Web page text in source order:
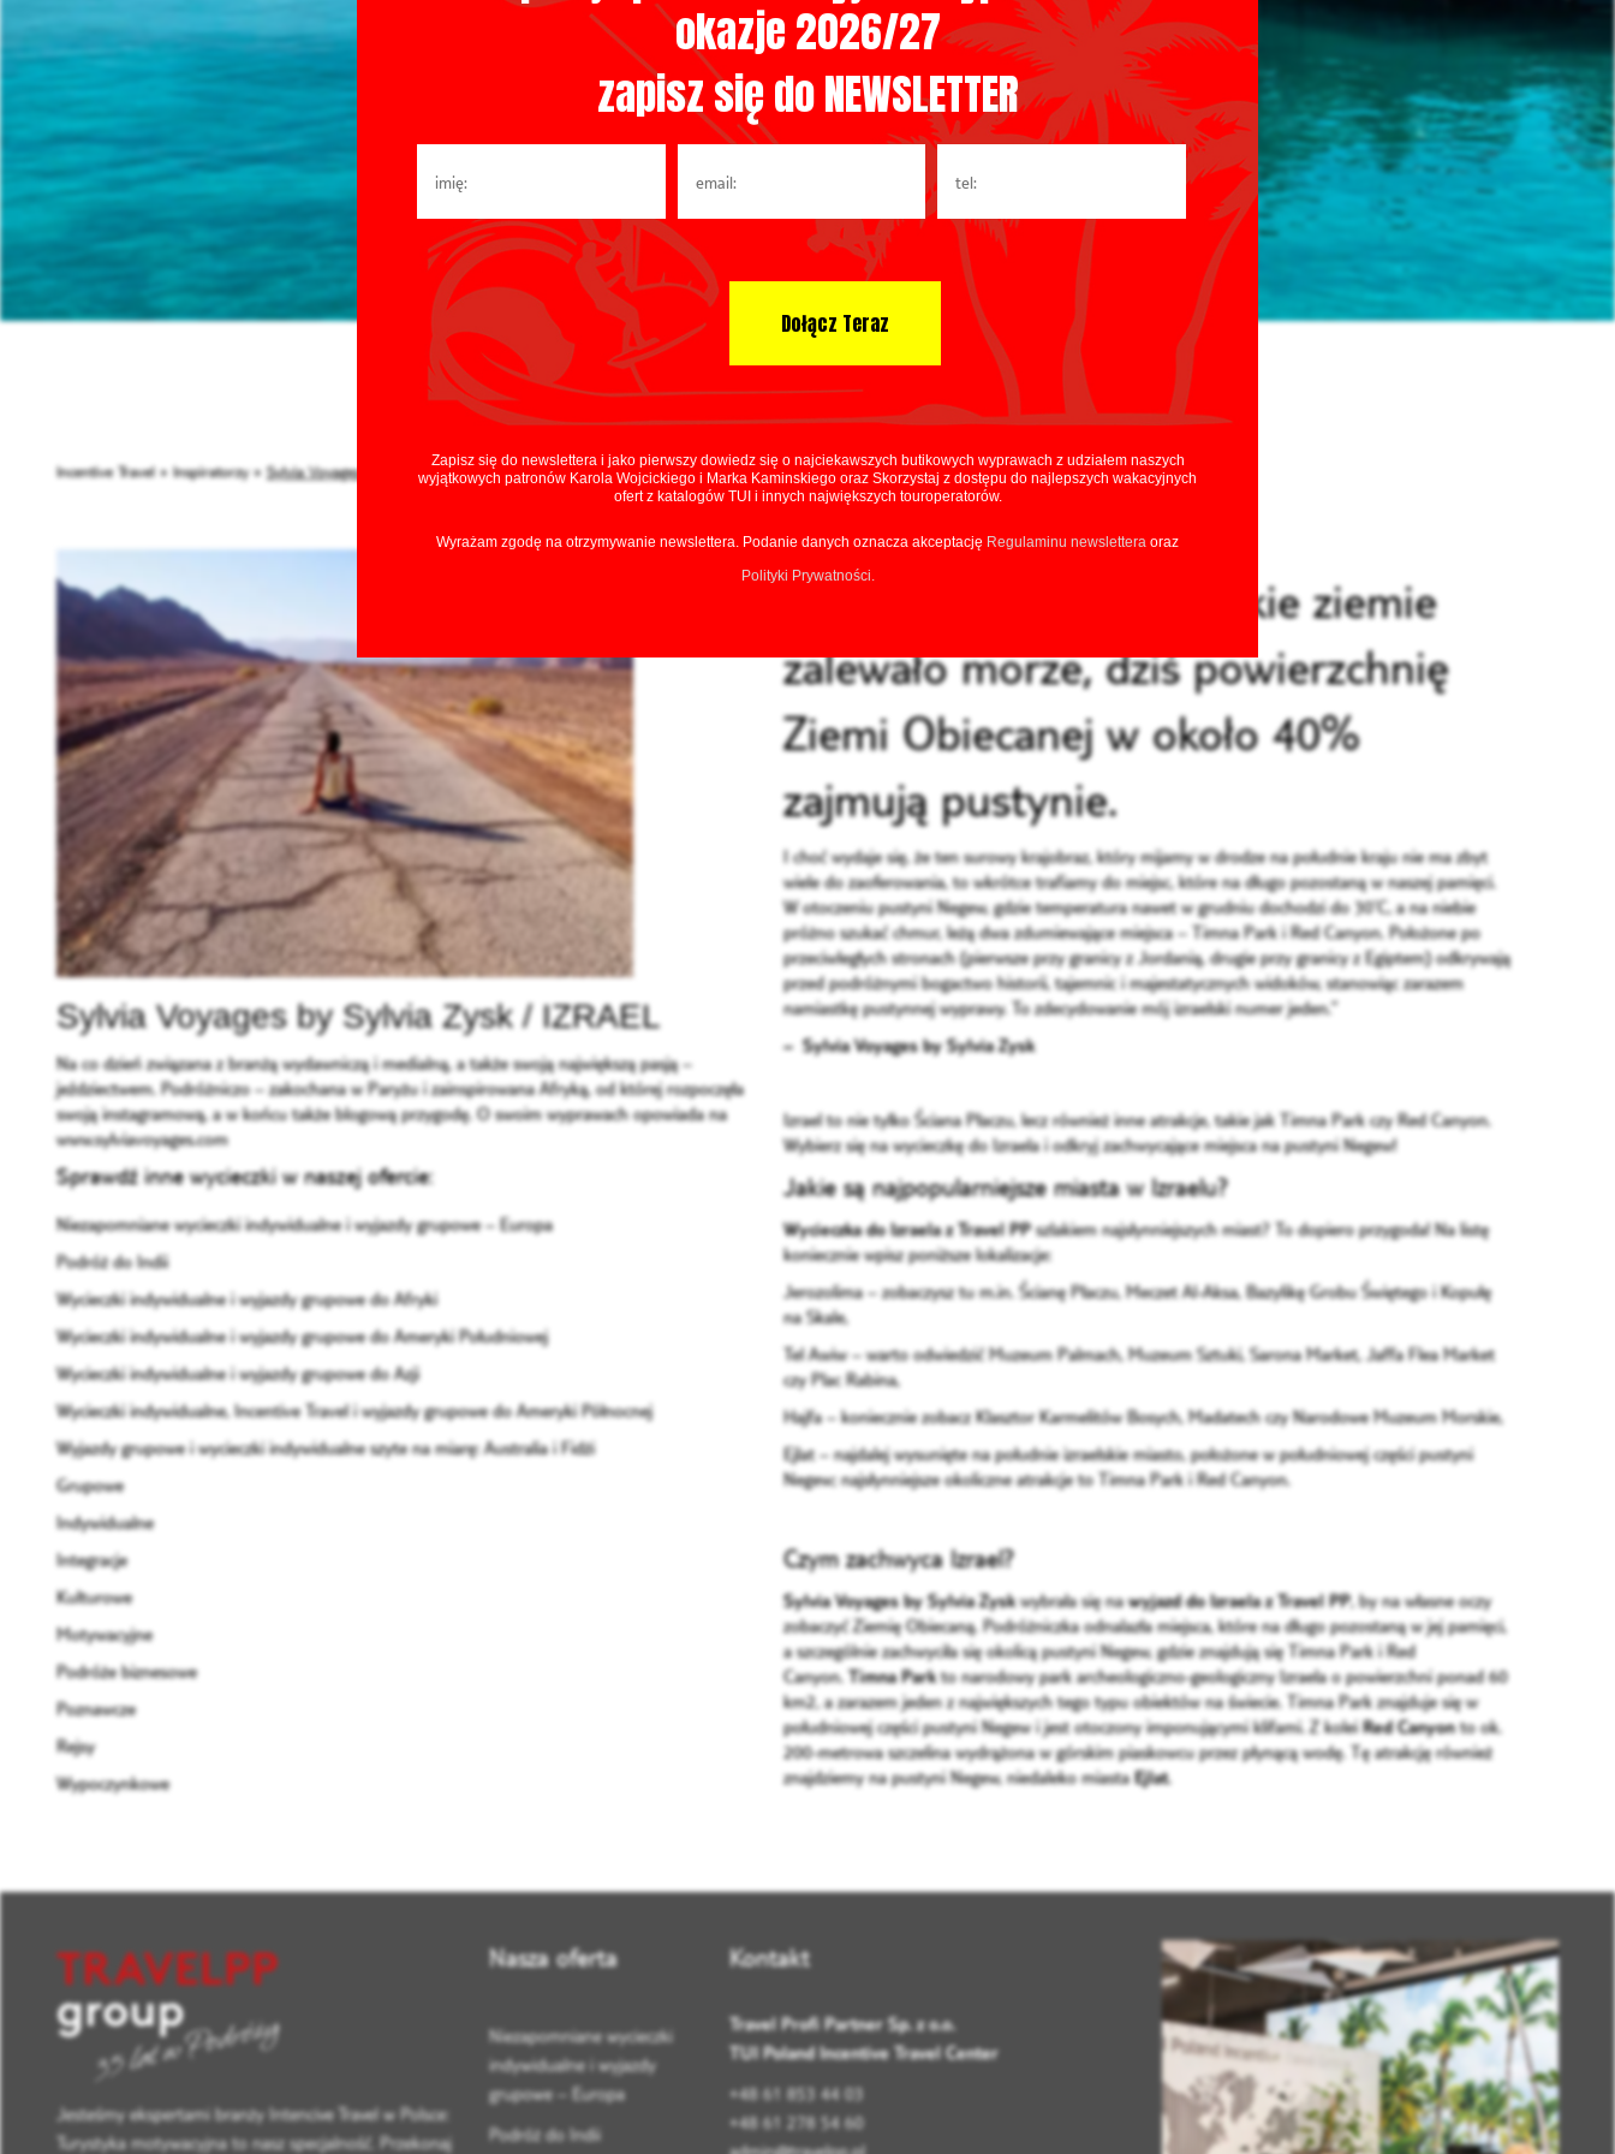
poznali, doświadczeniach, jakie wynieśli ze swoich podróży, obejrzyj ich zdjęcia, zainspiruj się.
Incentive Travel»Inspiratorzy» Sylvia Voyages by Sylvia Zysk / IZRAEL
Sylvia Voyages by Sylvia Zysk / IZRAEL
Na co dzień związana z branżą wydawniczą i medialną, a także swoją największą pasją –
jeździectwem. Podróżniczo – zakochana w Paryżu i zainspirowana Afryką, od której rozpoczęła
swoją instagramową, a w końcu także blogową przygodę. O swoim wyprawach opowiada na
www.sylviavoyages.com
Sprawdź inne wycieczki w naszej ofercie:
Niezapomniane wycieczki indywidualne i wyjazdy grupowe – Europa
Podróż do Indii
Wycieczki indywidualne i wyjazdy grupowe do Afryki
Wycieczki indywidualne i wyjazdy grupowe do Ameryki Południowej
Wycieczki indywidualne i wyjazdy grupowe do Azji
Wycieczki indywidualne, Incentive Travel i wyjazdy grupowe do Ameryki Północnej
Wyjazdy grupowe i wycieczki indywidualne szyte na miarę: Australia i Fidżi
Grupowe
Indywidualne
Integracje
Kulturowe
Motywacyjne
Podróże biznesowe
Poznawcze
Rejsy
Wypoczynkowe
"Tysiące lat temu izraelskie ziemie
zalewało morze, dziś powierzchnię
Ziemi Obiecanej w około 40%
zajmują pustynie.
I choć wydaje się, że ten surowy krajobraz, który mijamy w drodze na południe kraju nie ma zbyt
wiele do zaoferowania, to wkrótce trafiamy do miejsc, które na długo pozostaną w naszej pamięci.
W otoczeniu pustyni Negew, gdzie temperatura nawet w grudniu dochodzi do 30’C, a na niebie
próżno szukać chmur, leżą dwa zdumiewające miejsca – Timna Park i Red Canyon. Położone po
przeciwległych stronach (pierwsze przy granicy z Jordanią, drugie przy granicy z Egiptem) odkrywają
przed podróżnymi bogactwo historii, tajemnic i majestatycznych widoków, stanowiąc zarazem
namiastkę pustynnej wyprawy. To zdecydowanie mój izraelski numer jeden.”
– Sylvia Voyages by Sylvia Zysk
Izrael to nie tylko Ściana Płaczu, lecz również inne atrakcje, takie jak Timna Park czy Red Canyon.
Wybierz się na wycieczkę do Izraela i odkryj zachwycające miejsca na pustyni Negew!
Jakie są najpopularniejsze miasta w Izraelu?
Wycieczka do Izraela z Travel PPszlakiem najsłynniejszych miast? To dopiero przygoda! Na listę
koniecznie wpisz poniższe lokalizacje:
Jerozolima– zobaczysz tu m.in. Ścianę Płaczu, Meczet Al-Aksa, Bazylikę Grobu Świętego i Kopułę
na Skale,
Tel Awiw– warto odwiedzić Muzeum Palmach, Muzeum Sztuki, Sarona Market, Jaffa Flea Market
czy Plac Rabina,
Hajfa – koniecznie zobacz Klasztor Karmelitów Bosych, Madatech czy Narodowe Muzeum Morskie,
Ejlat– najdalej wysunięte na południe izraelskie miasto, położone w południowej części pustyni
Negew; najsłynniejsze okoliczne atrakcje to Timna Park i Red Canyon.
Czym zachwyca Izrael?
Sylvia Voyages by Sylvia Zyskwybrała się nawyjazd do Izraela z Travel PP, by na własne oczy
zobaczyć Ziemię Obiecaną. Podróżniczka odnalazła miejsca, które na długo pozostaną w jej pamięci,
a szczególnie zachwyciła się okolicą pustyni Negew, gdzie znajdują się Timna Park i Red
Canyon. Timna Parkto narodowy park archeologiczno-geologiczny Izraela o powierzchni ponad 60
km2, a zarazem jeden z największych tego typu obiektów na świecie. Timna Park znajduje się w
południowej części pustyni Negew i jest otoczony imponującymi klifami. Z koleiRed Canyonto ok.
200-metrowa szczelina wydrążona w górskim piaskowcu przez płynącą wodę. Tę atrakcję również
znajdziemy na pustyni Negew, niedaleko miastaEjlat.
Jesteśmy ekspertami branży Intencive Travel w Polsce:
Turystyka motywacyjna to nasz specjalność. Przekonaj
Nasza oferta
Niezapomniane wycieczki
indywidualne i wyjazdy
grupowe – Europa
Podróż do Indii
Kontakt
Travel Profi Partner Sp. z o.o.
TUI Poland Incentive Travel Center
+48 61 853 44 03
+48 61 278 54 60
okazje 2026/27
zapisz się do NEWSLETTER
Zapisz się do newslettera i jako pierwszy dowiedz się o najciekawszych butikowych wyprawach z udziałem naszych
wyjątkowych patronów Karola Wojcickiego i Marka Kaminskiego oraz Skorzystaj z dostępu do najlepszych wakacyjnych
ofert z katalogów TUI i innych największych touroperatorów.
Wyrażam zgodę na otrzymywanie newslettera. Podanie danych oznacza akceptację Regulaminu newslettera oraz
Polityki Prywatności.